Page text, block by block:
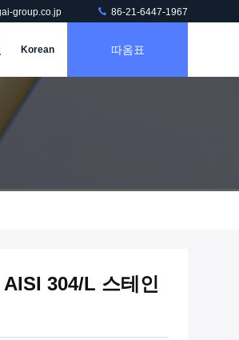
group.co.jp 86-21-6447-1967
Korean 따옴표
304/L 스테인